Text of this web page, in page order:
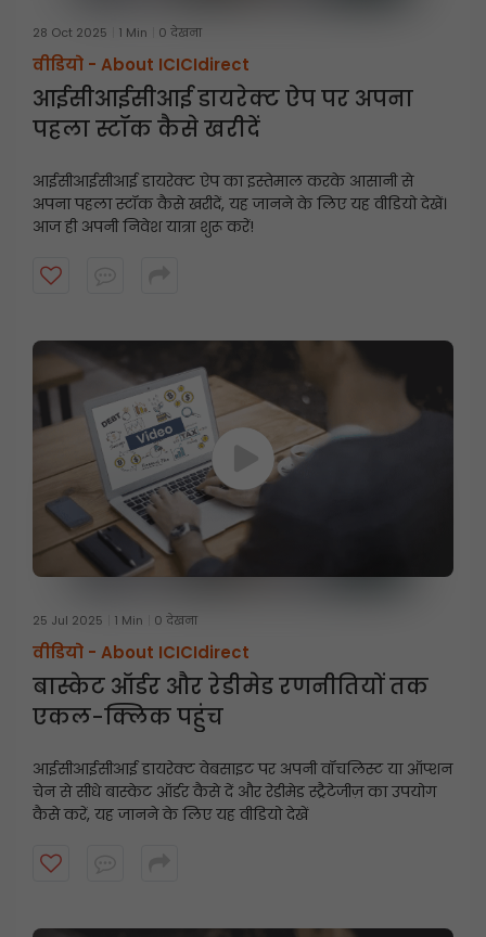
28 Oct 2025 1 Min 0 देखना
वीडियो - About ICICIdirect
आईसीआईसीआई डायरेक्ट ऐप पर अपना
पहला स्टॉक कैसे खरीदें
आईसीआईसीआई डायरेक्ट ऐप का इस्तेमाल करके आसानी से
अपना पहला स्टॉक कैसे खरीदें, यह जानने के लिए यह वीडियो देखें।
आज ही अपनी निवेश यात्रा शुरू करें!
25 Jul 2025 1 Min 0 देखना
वीडियो - About ICICIdirect
बास्केट ऑर्डर और रेडीमेड रणनीतियों तक
एकल-क्लिक पहुंच
आईसीआईसीआई डायरेक्ट वेबसाइट पर अपनी वॉचलिस्ट या ऑप्शन
चेन से सीधे बास्केट ऑर्डर कैसे दें और रेडीमेड स्ट्रैटेजीज़ का उपयोग
कैसे करें, यह जानने के लिए यह वीडियो देखें